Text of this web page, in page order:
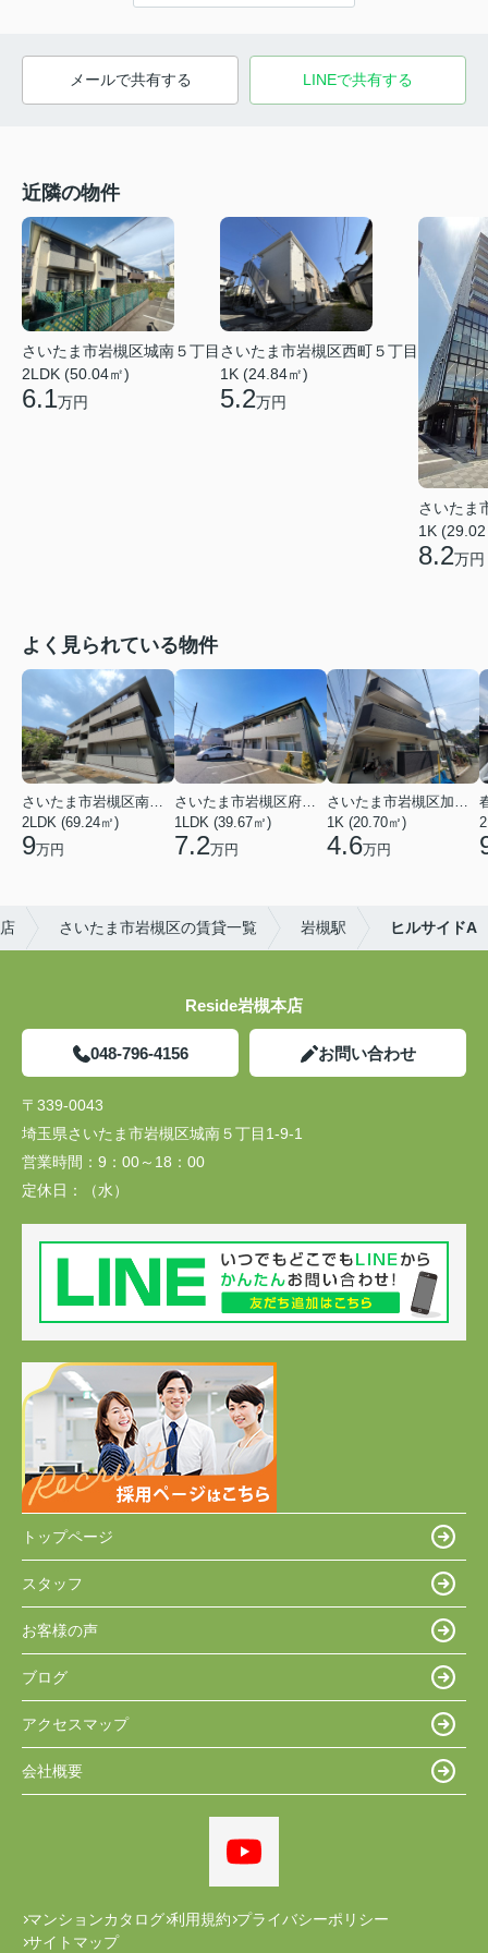
メールで共有する LINEで共有する
近隣の物件
さいたま市岩槻区城南５丁目
2LDK (50.04㎡)
6.1万円
さいたま市岩槻区西町５丁目
1K (24.84㎡)
5.2万円
さいたま
1K
8.2万円
よく見られている物件
2LDK (69.24㎡)
9万円
1LDK (39.67㎡)
7.2万円
1K (20.70㎡)
4.6万円
さいたま市岩槻区の賃貸一覧 岩槻駅 ヒルサイドA
Reside岩槻本店
048-796-4156 お問い合わせ
〒339-0043
埼玉県さいたま市岩槻区城南５丁目1-9-1
営業時間： 9：00～18：00
定休日：
（水）
トップページ
スタッフ
お客様の声
ブログ
アクセスマップ
会社概要
マンションカタログ 利用規約 プライバシーポリシー
サイトマップ